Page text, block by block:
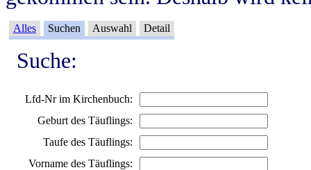
Alles Suchen Auswahl Detail
Suche:
Lfd-Nr im Kirchenbuch:
Geburt des Täuflings:
Taufe des Täuflings:
Vorname des Täuflings: